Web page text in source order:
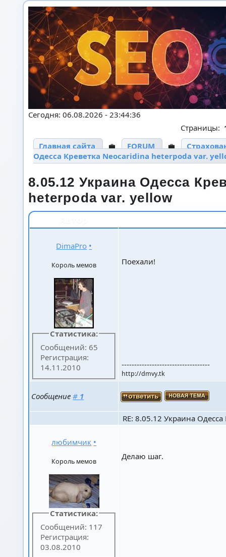
Сегодня: 06.08.2026 - 23:44:36
Страницы:
Главная сайта
💼 FORUM 💼
Одесса Креветка Neocaridina heterpoda var.
8.05.12 Украина Одесса
heterpoda var. yellow
DimaPro •
Король мемов
Статистика:
Сообщений: 65
Регистрация:
14.11.2010
Поехали!
-----------------------------------
http://dmvy.tk
Сообщение# 1
RE: 8.05.12 Украина
любимчик •
Король мемов
Статистика:
Сообщений: 117
Регистрация:
03.08.2010
Делаю шаг.